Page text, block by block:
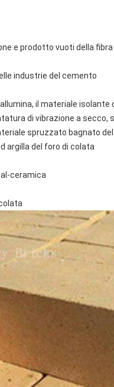
e prodotto vuoti della fibra
industrie del cemento
il materiale
di vibrazione a
spruzzato bagnato
argilla del foro di colata
ceramica